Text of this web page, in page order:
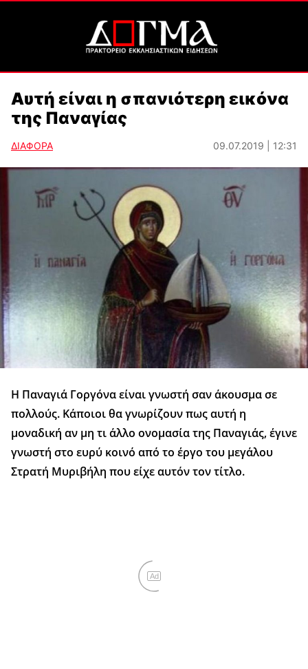
Αυτή είναι η σπανιότερη εικόνα
της Παναγίας
ΔΙΑΦΟΡΑ 09.07.2019 | 12:31
Η Παναγιά Γοργόνα είναι γνωστή σαν άκουσμα σε
πολλούς. Κάποιοι θα γνωρίζουν πως αυτή η
μοναδική αν μη τι άλλο ονομασία της Παναγιάς, έγινε
γνωστή στο ευρύ κοινό από το έργο του μεγάλου
Στρατή Μυριβήλη που είχε αυτόν τον τίτλο.
Ad